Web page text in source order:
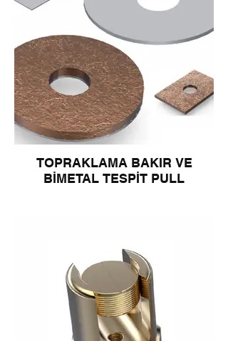
TOPRAKLAMA BAKIR VE
BİMETAL TESPİT PULL